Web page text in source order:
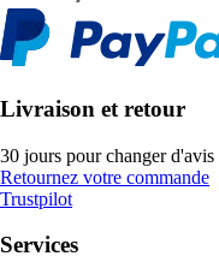
Livraison et retour
30 jours pour changer d'avis
Retournez votre commande
Trustpilot
Services